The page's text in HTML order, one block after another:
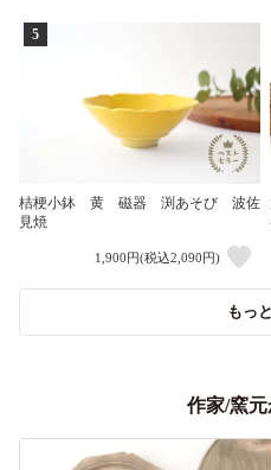
5
桔梗小鉢 黄 磁器 渕あそび 波佐
見焼
1,900円(税込2,090円)
もっ
作家/窯